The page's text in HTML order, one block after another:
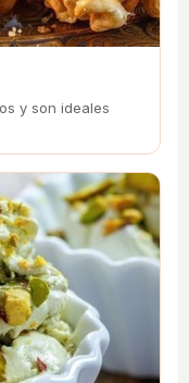
y son ideales